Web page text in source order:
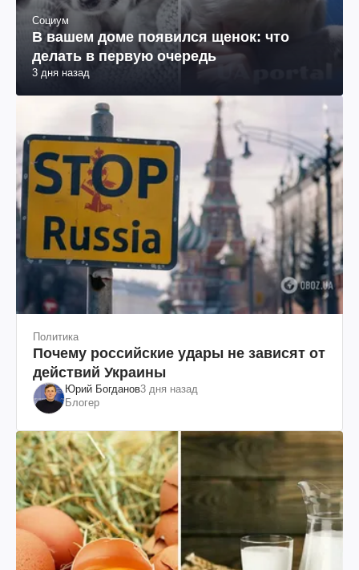
Социум
В вашем доме появился щенок: что
делать в первую очередь
3 дня назад
Политика
Почему российские удары не зависят от
действий Украины
Юрий Богданов3 дня назад
Блогер